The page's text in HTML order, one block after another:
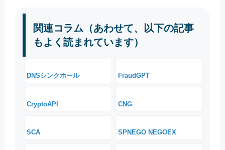
関連コラム（あわせて、以下の記事
もよく読まれています）
DNSシンクホール FraudGPT
CryptoAPI CNG
SCA SPNEGO NEGOEX